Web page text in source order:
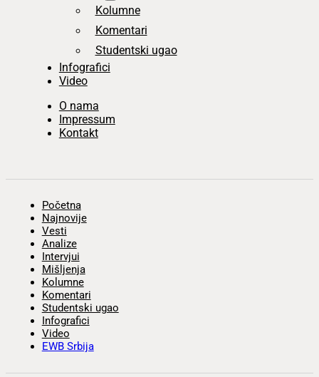
Kolumne
Komentari
Studentski ugao
Infografici
Video
O nama
Impressum
Kontakt
Početna
Najnovije
Vesti
Analize
Intervjui
Mišljenja
Kolumne
Komentari
Studentski ugao
Infografici
Video
EWB Srbija